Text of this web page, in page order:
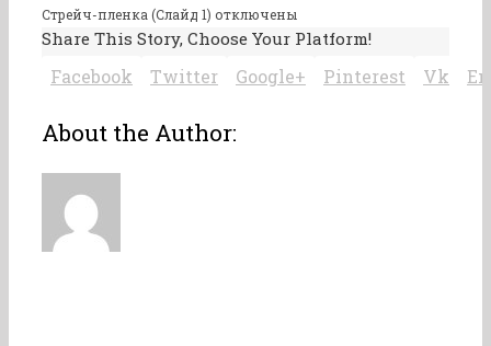
Стрейч-пленка (Слайд 1) отключены
Share This Story, Choose Your Platform!
Facebook Twitter Google+ Pinterest Vk
About the Author: